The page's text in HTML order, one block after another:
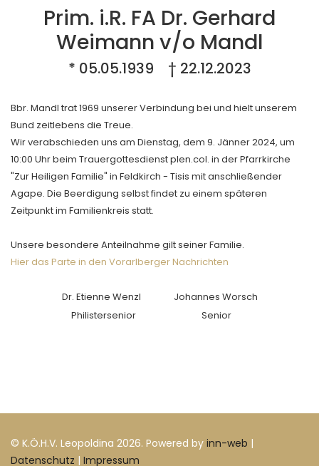
Prim. i.R. FA Dr. Gerhard
Weimann v/o Mandl
* 05.05.1939 † 22.12.2023
Bbr. Mandl trat 1969 unserer Verbindung bei und hielt unserem
Bund zeitlebens die Treue.
Wir verabschieden uns am Dienstag, dem 9. Jänner 2024, um
10:00 Uhr beim Trauergottesdienst plen.col. in der Pfarrkirche
"Zur Heiligen Familie" in Feldkirch - Tisis mit anschließender
Agape. Die Beerdigung selbst findet zu einem späteren
Zeitpunkt im Familienkreis statt.
Unsere besondere Anteilnahme gilt seiner Familie.
Hier das Parte in den Vorarlberger Nachrichten
Dr. Etienne Wenzl
Johannes Worsch
Philistersenior
Senior
© K.Ö.H.V. Leopoldina 2026. Powered by inn-web |
Datenschutz | Impressum